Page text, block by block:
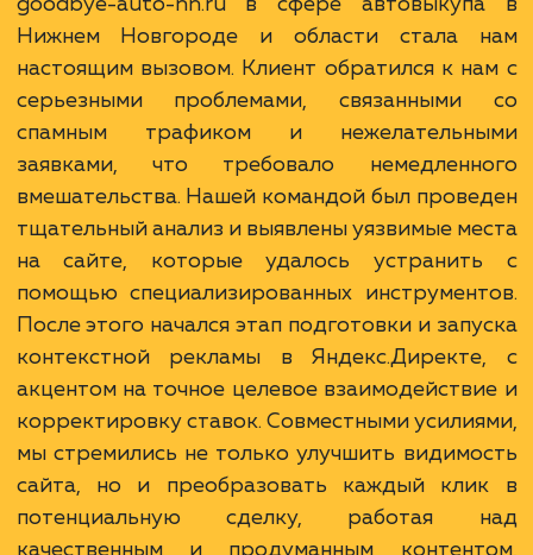
Ход работ
Работа над контекстной рекламой для
goodbye-auto-nn.ru в сфере
Нижнем Новгороде и области стала
настоящим вызовом. Клиент обратился к